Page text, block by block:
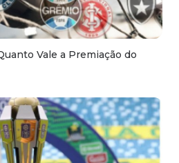
Vale a Premiação do